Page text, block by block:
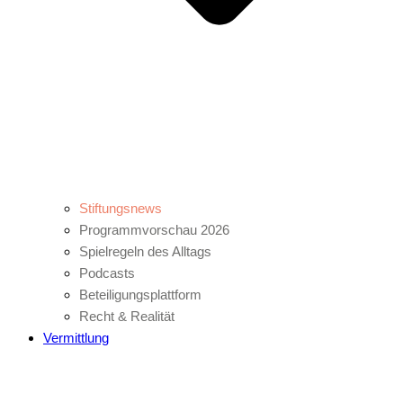
Stiftungsnews
Programmvorschau 2026
Spielregeln des Alltags
Podcasts
Beteiligungsplattform
Recht & Realität
Vermittlung